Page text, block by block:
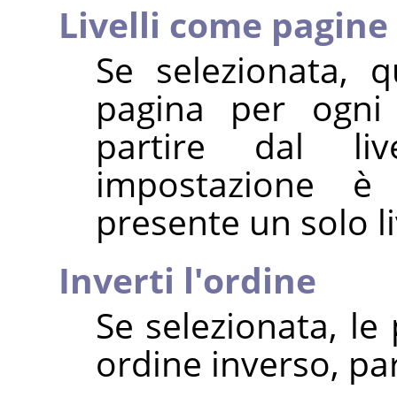
Livelli come pagine
Se selezionata,
pagina per
partire dal
impostazione
presente un solo
Inverti l'ordine
Se selezionata,
ordine inverso,